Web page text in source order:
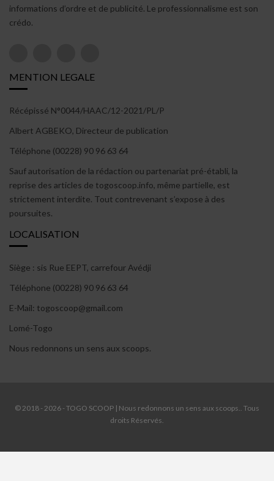
informations d’ordre et de publicité. Le professionnalisme est son
crédo.
MENTION LEGALE
Récépissé N°0044/HAAC/12-2021/PL/P
Albert AGBEKO, Directeur de publication
Téléphone (00228) 90 96 63 64
Sauf autorisation de la rédaction ou partenariat pré-établi, la
reprise des articles de togoscoop.info, même partielle, est
strictement interdite. Tout contrevenant s’expose à des
poursuites.
LOCALISATION
Siège : sis Rue EEPT, carrefour Avédji
Téléphone (00228) 90 96 63 64
E-Mail: togoscoop@gmail.com
Lomé-Togo
Nous redonnons un sens aux scoops.
© 2018 - 2026 - TOGO SCOOP | Nous redonnons un sens aux scoops.. Tous
droits Réservés.